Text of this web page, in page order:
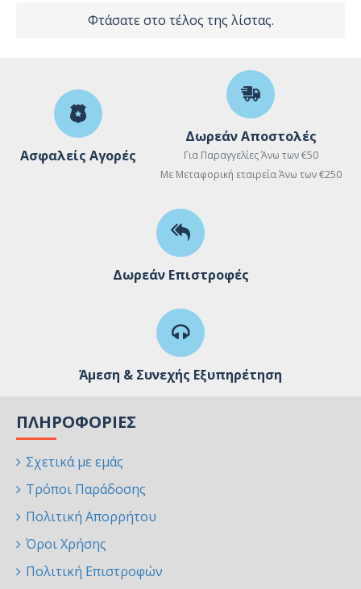
Φτάσατε στο τέλος της λίστας.
Ασφαλείς Αγορές
Δωρεάν Αποστολές
Για Παραγγελίες Άνω των €50
Με Μεταφορική εταιρεία Άνω των €250
Δωρεάν Επιστροφές
Άμεση & Συνεχής Εξυπηρέτηση
ΠΛΗΡΟΦΟΡΊΕΣ
Σχετικά με εμάς
Τρόποι Παράδοσης
Πολιτική Απορρήτου
Όροι Χρήσης
Πολιτική Επιστροφών